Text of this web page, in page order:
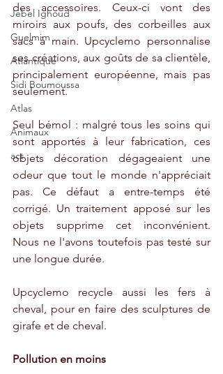
Jebel Ighoud
Guelmim
Atlantique
Sidi Boumoussa
Atlas
Animaux
act
des accessoires. Ceux-ci vont des
miroirs aux poufs, des corbeilles aux
sacs à main. Upcyclemo personnalise
ses créations, aux goûts de sa clientèle,
principalement européenne, mais pas
seulement.
Seul bémol : malgré tous les soins qui
sont apportés à leur fabrication, ces
objets décoration dégageaient une
odeur que tout le monde n'appréciait
pas. Ce défaut a entre-temps été
corrigé. Un traitement apposé sur les
objets supprime cet inconvénient.
Nous ne l'avons toutefois pas testé sur
une longue durée.
Upcyclemo recycle aussi les fers à
cheval, pour en faire des sculptures de
girafe et de cheval.
Pollution en moins